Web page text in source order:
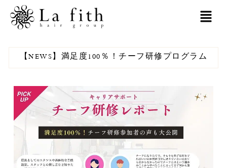
内
容
を
ス
キ
プ
MAIN
【NEWS】満足度100％！チーフ研修プログラム